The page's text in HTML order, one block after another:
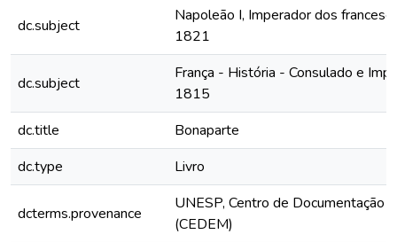
dc.subject
Napoleão I, Imperador dos
1821
dc.subject
França - História - Consulado e
1815
dc.title
Bonaparte
dc.type
Livro
dcterms.provenance
UNESP, Centro de Documentação
(CEDEM)